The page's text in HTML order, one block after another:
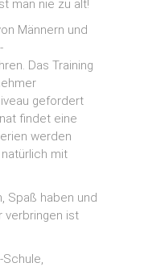
man nie zu alt!
Männern und
Das Training
gefordert
findet eine
werden
mit
Spaß haben und
verbringen ist
Schule,